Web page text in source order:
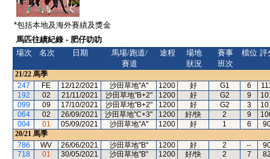
*包括本地及海外賽績及獎金
馬匹往績紀錄 - 肥仔叻叻
場次
名次 日期
馬場/跑道/
賽道
途程
場地
狀況
賽事
班次
檔位 評
21/22 馬季
247
FE 12/12/2021 沙田草地"A" 1200 好 G1 6
192
02 21/11/2021 沙田草地"B+2" 1200 好 G2 9
099
09 17/10/2021 沙田草地"B+2" 1200 好 G2 3
064
02 26/09/2021 沙田草地"C+3" 1200 好/快 2 9
004
01 05/09/2021 沙田草地"A" 1200 好 1 6
20/21 馬季
786
WV 26/06/2021 沙田草地"B" 1200 好 2 --
718
01 30/05/2021 沙田草地"B" 1200 好/快 2 7